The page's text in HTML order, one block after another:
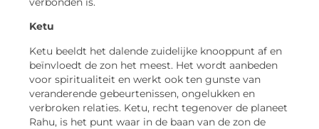
Ketu
Ketu beeldt het dalende zuidelijke knooppunt af en
beïnvloedt de zon het meest. Het wordt aanbeden
voor spiritualiteit en werkt ook ten gunste van
veranderende gebeurtenissen, ongelukken en
verbroken relaties. Ketu, recht tegenover de planeet
Rahu, is het punt waar in de baan van de zon de